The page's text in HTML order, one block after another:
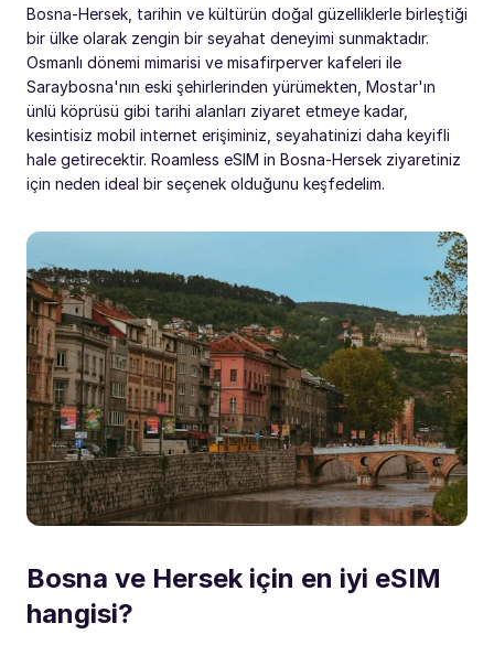
Bosna-Hersek, tarihin ve kültürün doğal güzelliklerle birleştiği
bir ülke olarak zengin bir seyahat deneyimi sunmaktadır.
Osmanlı dönemi mimarisi ve misafirperver kafeleri ile
Saraybosna'nın eski şehirlerinden yürümekten, Mostar'ın
ünlü köprüsü gibi tarihi alanları ziyaret etmeye kadar,
kesintisiz mobil internet erişiminiz, seyahatinizi daha keyifli
hale getirecektir. Roamless eSIM in Bosna-Hersek ziyaretiniz
için neden ideal bir seçenek olduğunu keşfedelim.
Bosna ve Hersek için en iyi eSIM
hangisi?